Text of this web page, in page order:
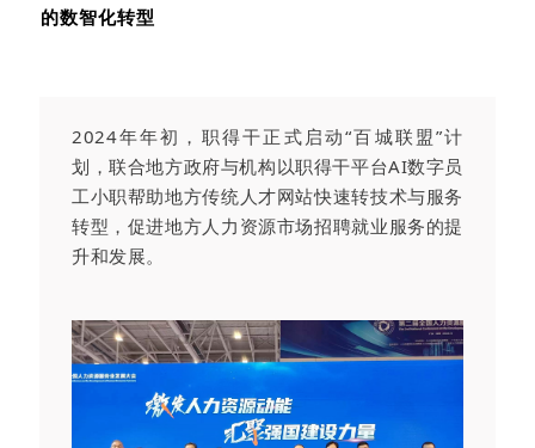
的数智化转型
2024年年初，职得干正式启动“百城联盟”计
划，联合地方政府与机构以职得干平台AI数字员
工小职帮助地方传统人才网站快速转技术与服务
转型，促进地方人力资源市场招聘就业服务的提
升和发展。